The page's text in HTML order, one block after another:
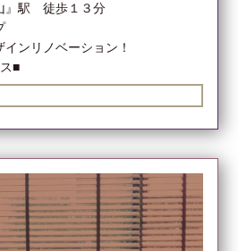
』駅 徒歩１３分
ンリノベーション！
■